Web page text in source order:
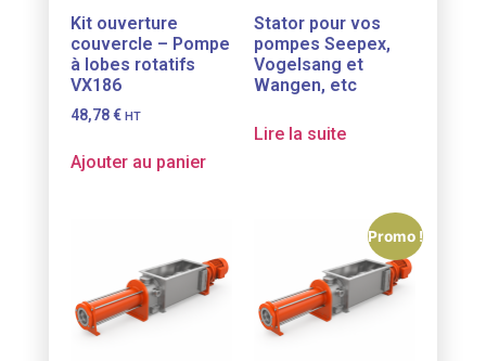
Kit ouverture
couvercle – Pompe
à lobes rotatifs
VX186
48,78€ HT
Ajouter au panier
Stator pour vos
pompes Seepex,
Vogelsang et
Wangen, etc
Lire la suite
Promo !